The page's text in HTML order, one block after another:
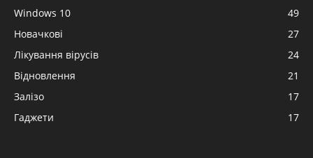
Windows 10
49
Новачкові
27
Лікування вірусів
24
Відновлення
21
Залізо
17
Гаджети
17